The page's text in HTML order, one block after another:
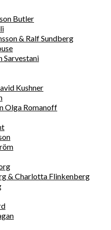
Butler
& Ralf Sundberg
Sarvestani
Kushner
Olga Romanoff
& Charlotta Flinkenberg